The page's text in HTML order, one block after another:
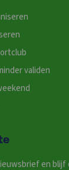
validen
en blijf